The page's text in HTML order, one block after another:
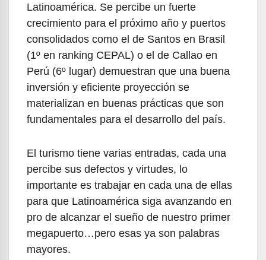
Latinoamérica. Se percibe un fuerte
crecimiento para el próximo año y puertos
consolidados como el de Santos en Brasil
(1º en ranking CEPAL) o el de Callao en
Perú (6º lugar) demuestran que una buena
inversión y eficiente proyección se
materializan en buenas prácticas que son
fundamentales para el desarrollo del país.
El turismo tiene varias entradas, cada una
percibe sus defectos y virtudes, lo
importante es trabajar en cada una de ellas
para que Latinoamérica siga avanzando en
pro de alcanzar el sueño de nuestro primer
megapuerto…pero esas ya son palabras
mayores.